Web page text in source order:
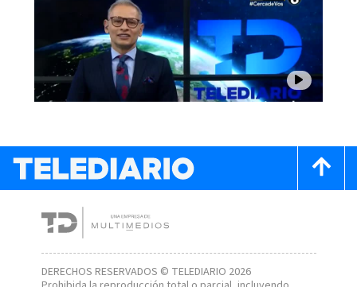
DERECHOS RESERVADOS © TELEDIARIO 2026